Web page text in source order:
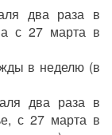
два раза в
а с 27 марта в
в неделю (в
два раза в
с 27 марта в